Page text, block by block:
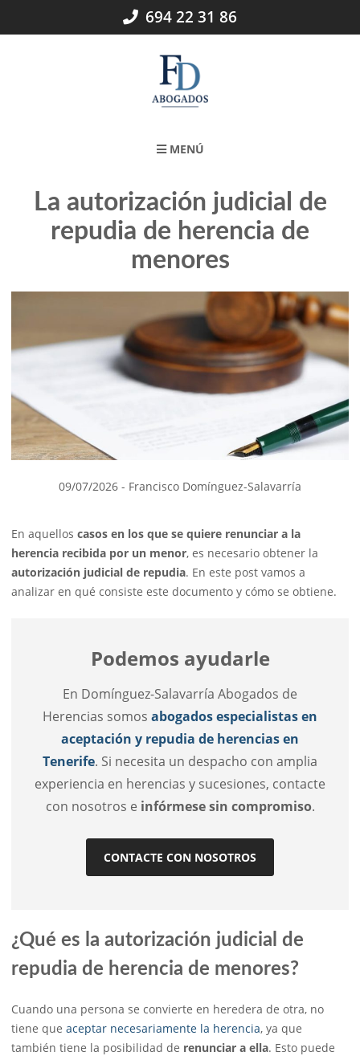
694 22 31 86
MENÚ
La autorización judicial de
repudia de herencia de
menores
09/07/2026 - Francisco Domínguez-Salavarría
En aquellos casos en los que se quiere renunciar a la
herencia recibida por un menor, es necesario obtener la
autorización judicial de repudia. En este post vamos a
analizar en qué consiste este documento y cómo se obtiene.
Podemos ayudarle
En Domínguez-Salavarría Abogados de
Herencias somos abogados especialistas en
aceptación y repudia de herencias en
Tenerife. Si necesita un despacho con amplia
experiencia en herencias y sucesiones, contacte
con nosotros e infórmese sin compromiso.
CONTACTE CON NOSOTROS
¿Qué es la autorización judicial de
repudia de herencia de menores?
Cuando una persona se convierte en heredera de otra, no
tiene que aceptar necesariamente la herencia, ya que
también tiene la posibilidad de renunciar a ella. Esto puede